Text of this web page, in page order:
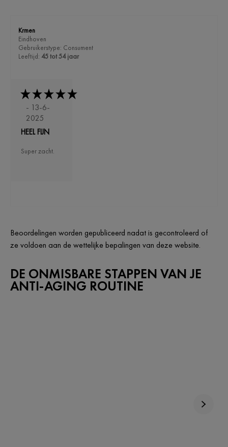
Krmen
Eindhoven
Gebruikerstype: Consument
Leeftijd: 45 tot 54 jaar
- 13-6-
2025
HEEL FIJN
Super zacht.
Beoordelingen worden gepubliceerd nadat is gecontroleerd of
ze voldoen aan de wettelijke bepalingen van deze website.
DE ONMISBARE STAPPEN VAN JE
ANTI-AGING ROUTINE